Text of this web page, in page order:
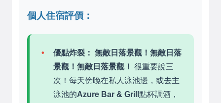
個人住宿評價：
優點炸裂： 無敵日落景觀！無敵日落
景觀！無敵日落景觀！ 很重要說三
次！每天傍晚在私人泳池邊，或去主
泳池的Azure Bar & Grill 點杯調酒，